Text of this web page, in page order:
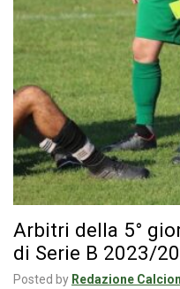
Arbitri della 5°
di Serie B 2023/
Posted by Redazione